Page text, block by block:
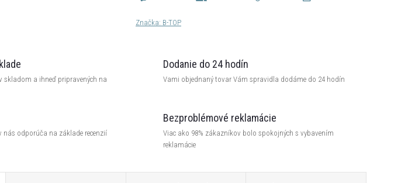
Značka: B-TOP
skladom a ihneď pripravených na
Dodanie do 24 hodín
Vami objednaný tovar Vám spravidla dodáme do 24 hodín
nás odporúča na základe recenzií
Bezproblémové reklamácie
Viac ako 98% zákazníkov bolo spokojných s vybavením
reklamácie